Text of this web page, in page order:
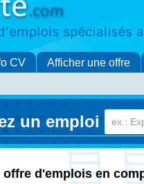
CV Afficher une offre
un emploi
offre d'emplois en